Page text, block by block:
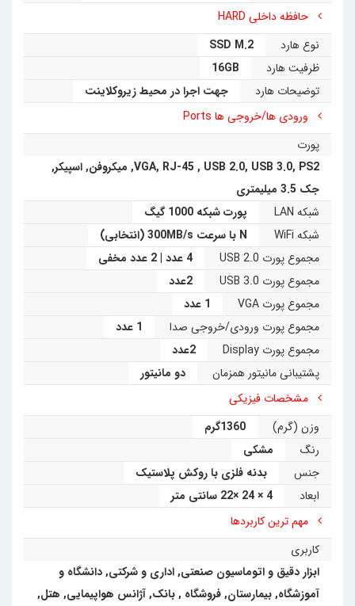
نمایید. بدنه‌­ی این مینی­ کامپیوتر فلزی با روکشی از جنس
پلاستیک فشرده متالیک است که جهت زیبایی بیشتر و تبادل
حرارتی بهتر تولید شده ­است. در داخل این مینی کامپیوتر دو پورت
USB ۰. ۲ به­‌صورت مخفیانه قرار داده شده تا برای کاربرانی که نیاز
به امنیت بالاتری دارند کاربردی­‌تر باشد. علاوه بر آن نیز دارای ۴­
پورت ­USB ۰. ۲ دیگر و ۲ پورت USB ۰. ۳ است. توسط این تین
Full HD­ می‌توان تصویری لذت بخش را تجربه نمود. مصرف برق
ارائه می‌شود.
حافظه داخلی HARD
نوع هارد
SSD M.2
ظرفیت هارد
16GB
توضیحات هارد
جهت اجرا در محیط زیروکلاینت
ورودی ها/خروجی ها Ports
پورت
VGA, RJ-45 , USB 2.0, USB 3.0, PS2
, میکروفن,اسپیکر,
جک 3.5 میلیمتری
شبکه LAN
پورت شبکه 1000 گیگ
شبکه WiFi
N با سرعت 300MB/s (انتخابی)
مجموع پورت USB 2.0
4 عدد | 2 عدد مخفی
مجموع پورت USB 3.0
2عدد
مجموع پورت VGA
1 عدد
مجموع پورت ورودی/خروجی صدا
1 عدد
مجموع پورت Display
2عدد
پشتیبانی مانیتور همزمان
دو مانیتور
مشخصات فیزیکی
وزن (گرم)
1360گرم
رنگ
مشکی
جنس
بدنه فلزی با روکش پلاستیک
ابعاد
4 × 24 ×22 سانتی متر
مهم ترین کاربردها
کاربری
ابزار دقیق و اتوماسیون صنعتی,اداری و شرکتی,دانشگاه و
آموزشگاه,بیمارستان,فروشگاه ,بانک,آژانس هواپیمایی, هتل,